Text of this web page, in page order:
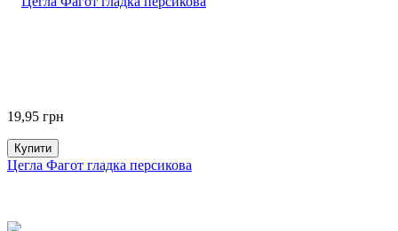
19,95 грн
Купити
Цегла Фагот гладка персикова